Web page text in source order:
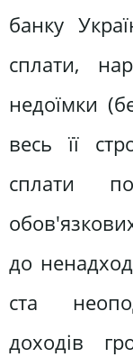
банку
сплати,
недоїмки
весь її
сплати
до
ста
доходів